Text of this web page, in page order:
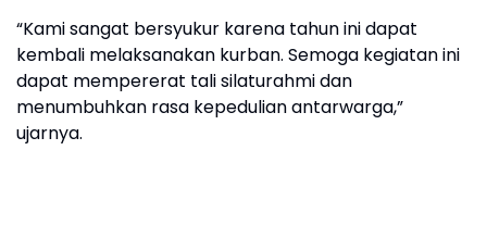
“Kami sangat bersyukur karena tahun ini dapat
kembali melaksanakan kurban. Semoga kegiatan ini
dapat mempererat tali silaturahmi dan
menumbuhkan rasa kepedulian antarwarga,”
ujarnya.